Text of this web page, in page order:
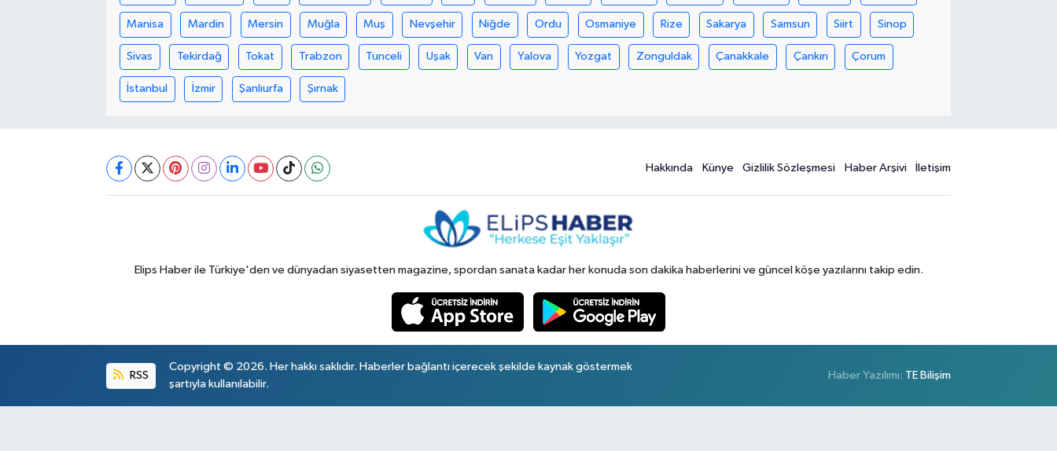
Manisa Mardin Mersin Muğla Muş Nevşehir Niğde Ordu Osmaniye Rize Sakarya Samsun Siirt Sinop
Sivas Tekirdağ Tokat Trabzon Tunceli Uşak Van Yalova Yozgat Zonguldak Çanakkale Çankırı Çorum
İstanbul İzmir Şanlıurfa Şırnak
Hakkında Künye Gizlilik Sözleşmesi Haber Arşivi İletişim
Elips Haber ile Türkiye'den ve dünyadan siyasetten magazine, spordan sanata kadar her konuda son dakika haberlerini ve güncel köşe yazılarını takip edin.
RSS
Copyright © 2026. Her hakkı saklıdır. Haberler bağlantı içerecek şekilde kaynak göstermek
şartıyla kullanılabilir.
Haber Yazılımı: TE Bilişim